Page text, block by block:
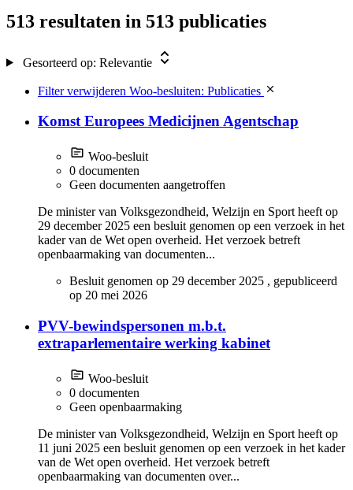
Lopende handelsvergunningaanvragen (14)
COVID-19 Medische Hulpmiddelen
Wet- en regelgeving & juridische procedures
COVID-19 Capaciteit Ziekenhuizen (8)
Medicijnen (6)
Zorgsysteem, bekostiging en beleid
Jeugd- en gezinszorg
Medische ethiek (5)
COVID-19 Besmettelijkheid Kinderen (4)
Bevolkingsonderzoek (3)
Subsidies (3)
Alcohol (2)
513 resultaten in 513 publicaties
Gesorteerd op: Relevantie
Filter verwijderen Woo-besluiten: Publicaties
Komst Europees Medicijnen Agentschap
Woo-besluit
0 documenten
Geen documenten aangetroffen
De minister van Volksgezondheid, Welzijn en Sport heeft op
29 december 2025 een besluit genomen op een verzoek in het
kader van de Wet open overheid. Het verzoek betreft
openbaarmaking van documenten...
Besluit genomen op 29 december 2025 , gepubliceerd
op 20 mei 2026
PVV-bewindspersonen m.b.t.
extraparlementaire werking kabinet
Woo-besluit
0 documenten
Geen openbaarmaking
De minister van Volksgezondheid, Welzijn en Sport heeft op
11 juni 2025 een besluit genomen op een verzoek in het kader
van de Wet open overheid. Het verzoek betreft
openbaarmaking van documenten over...